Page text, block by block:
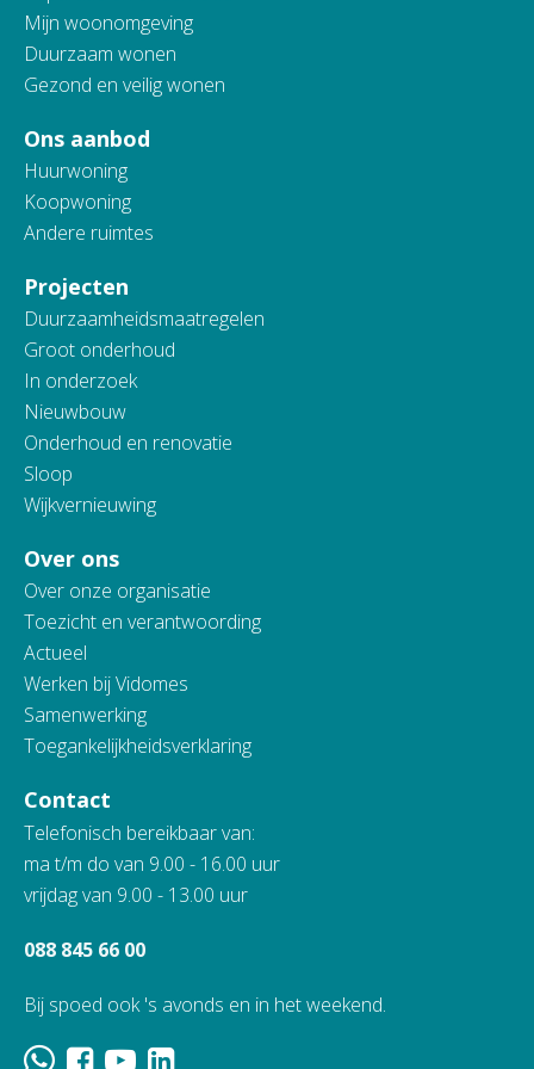
Mijn woonomgeving
Duurzaam wonen
Gezond en veilig wonen
Ons aanbod
Huurwoning
Koopwoning
Andere ruimtes
Projecten
Duurzaamheidsmaatregelen
Groot onderhoud
In onderzoek
Nieuwbouw
Onderhoud en renovatie
Sloop
Wijkvernieuwing
Over ons
Over onze organisatie
Toezicht en verantwoording
Actueel
Werken bij Vidomes
Samenwerking
Toegankelijkheidsverklaring
Contact
Telefonisch bereikbaar van:
ma t/m do van 9.00 - 16.00 uur
vrijdag van 9.00 - 13.00 uur
088 845 66 00
Bij spoed ook 's avonds en in het weekend.